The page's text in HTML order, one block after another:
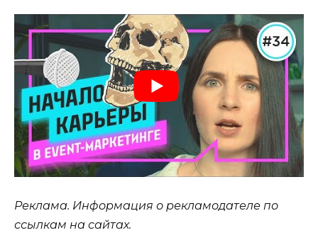
Реклама. Информация о рекламодателе по
ссылкам на сайтах.